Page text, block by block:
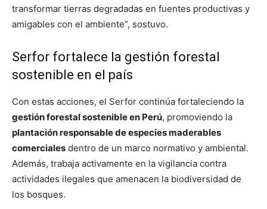
transformar tierras degradadas en fuentes productivas y
amigables con el ambiente”, sostuvo.
Serfor fortalece la gestión forestal
sostenible en el país
Con estas acciones, el Serfor continúa fortaleciendo la
gestión forestal sostenible en Perú, promoviendo la
plantación responsable de especies maderables
comerciales dentro de un marco normativo y ambiental.
Además, trabaja activamente en la vigilancia contra
actividades ilegales que amenacen la biodiversidad de
los bosques.